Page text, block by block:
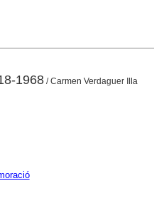
1968/ Carmen Verdaguer Illa